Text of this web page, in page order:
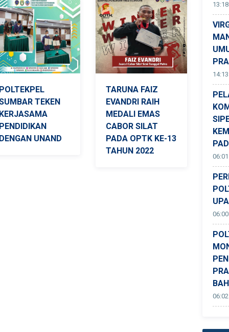
TEKEN
UNAND
TARUNA FAIZ
EVANDRI RAIH
MEDALI EMAS
CABOR SILAT
PADA OPTK KE-13
TAHUN 2022